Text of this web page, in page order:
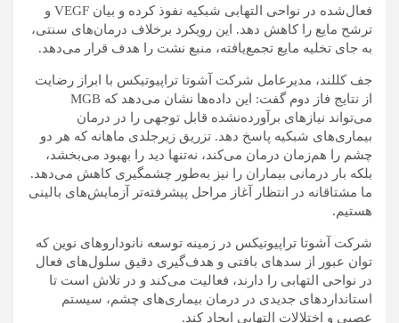
فعال‌شده در نواحی التهابی شبکیه نفوذ کرده و بیان VEGF و
ترشح مایع را کاهش دهد. این رویکرد برخلاف درمان‌های سنتی،
به جای تخلیه مایع تجمع‌یافته، منبع نشت را هدف قرار می‌دهد.
جف کللند، مدیرعامل شرکت آشوتا تراپیوتیکس با ابراز رضایت
از نتایج فاز دوم گفت: این داده‌ها نشان می‌دهد که MGB
می‌تواند نیاز‌های برآورده‌نشده قابل توجهی را در درمان
بیماری‌های شبکیه پاسخ دهد. تزریق زیرجلدی ماهانه که هر دو
چشم را هم‌زمان درمان می‌کند، نه‌تنها دید را بهبود می‌بخشد،
بلکه بار درمانی بیماران را نیز به‌طور چشمگیری کاهش می‌دهد.
ما مشتاقانه در انتظار آغاز مراحل پیشرفته‌تر آزمایش‌های بالینی
هستیم.
شرکت آشوتا تراپیوتیکس در زمینه توسعه نانودارو‌های نوین که
توان عبور از سد‌های بافتی و هدف‌گیری دقیق سلول‌های فعال
در نواحی التهابی را دارند، فعالیت می‌کند و در تلاش است تا
استاندارد‌های جدیدی در درمان بیماری‌های چشم، سیستم
عصبی و اختلالات التهابی ایجاد کند.